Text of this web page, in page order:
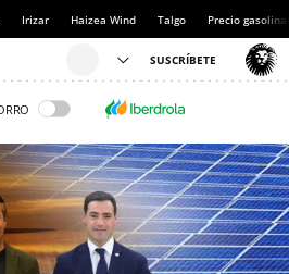
Irizar Haizea Wind Talgo Precio gasolina